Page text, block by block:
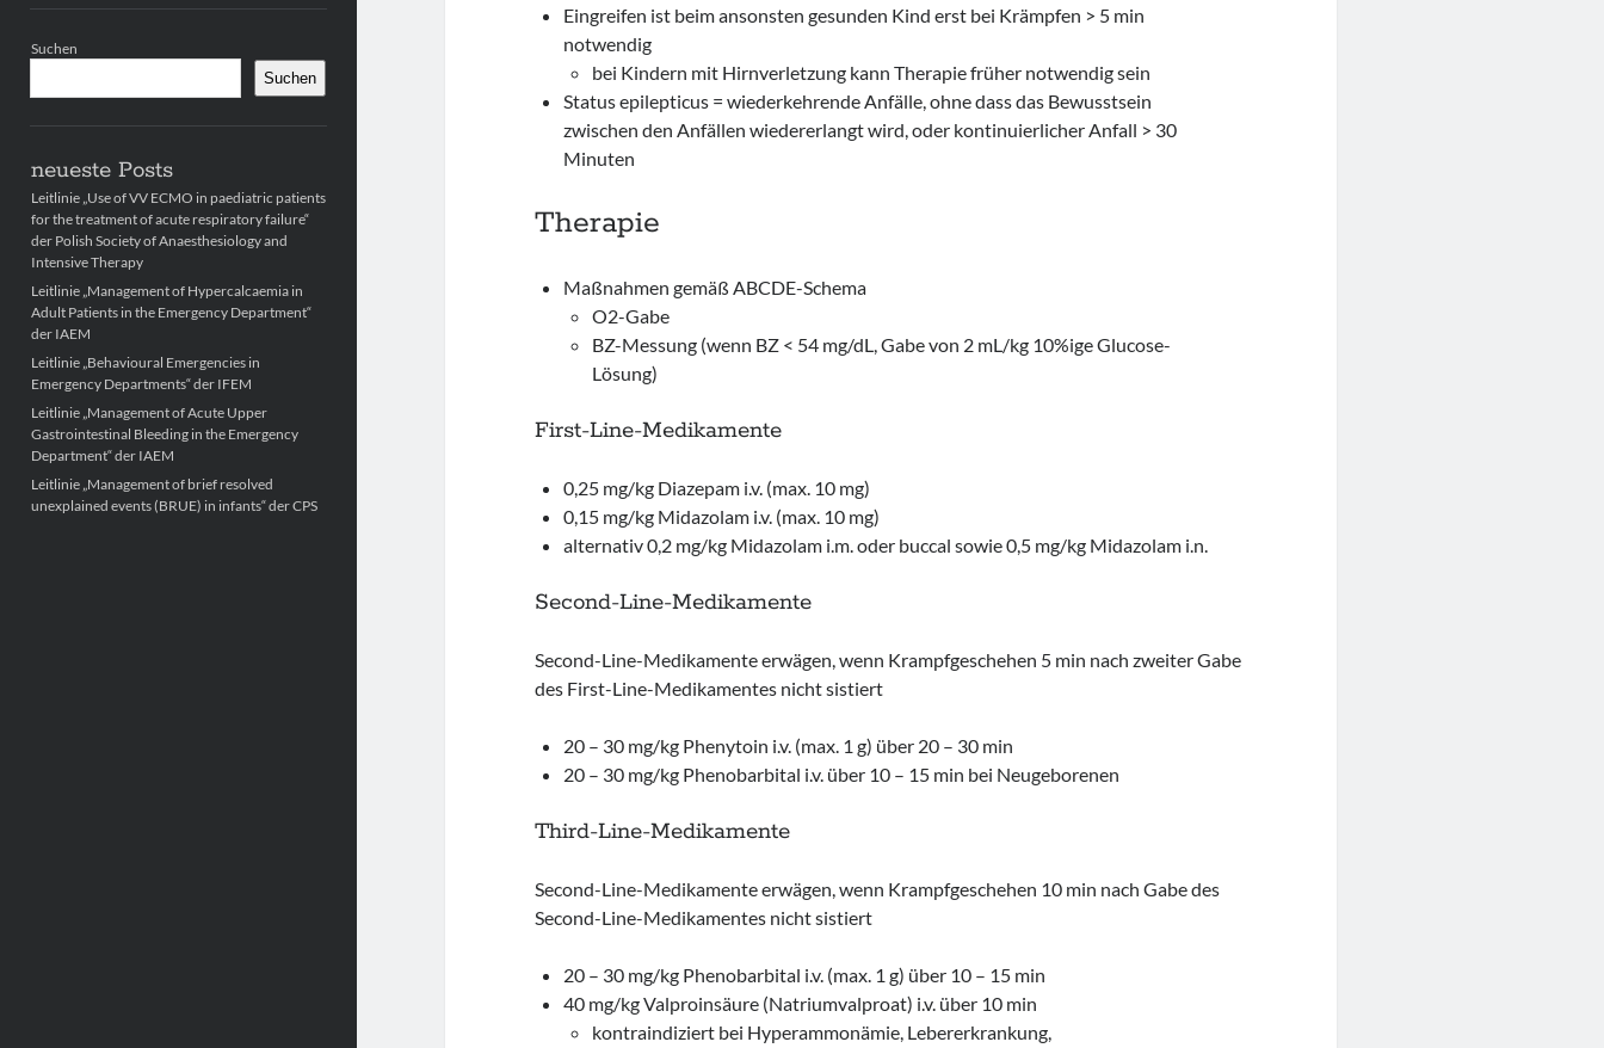
Suchen
Suchen
neueste Posts
Leitlinie „Use of VV ECMO in paediatric patients
for the treatment of acute respiratory failure“
der Polish Society of Anaesthesiology and
Intensive Therapy
Leitlinie „Management of Hypercalcaemia in
Adult Patients in the Emergency Department“
der IAEM
Leitlinie „Behavioural Emergencies in
Emergency Departments“ der IFEM
Leitlinie „Management of Acute Upper
Gastrointestinal Bleeding in the Emergency
Department“ der IAEM
Leitlinie „Management of brief resolved
unexplained events (BRUE) in infants“ der CPS
Eingreifen ist beim ansonsten gesunden Kind erst bei Krämpfen > 5 min
notwendig
bei Kindern mit Hirnverletzung kann Therapie früher notwendig sein
Status epilepticus = wiederkehrende Anfälle, ohne dass das Bewusstsein
zwischen den Anfällen wiedererlangt wird, oder kontinuierlicher Anfall > 30
Minuten
Therapie
Maßnahmen gemäß ABCDE-Schema
O2-Gabe
BZ-Messung (wenn BZ < 54 mg/dL, Gabe von 2 mL/kg 10%ige Glucose-
Lösung)
First-Line-Medikamente
0,25 mg/kg Diazepam i.v. (max. 10 mg)
0,15 mg/kg Midazolam i.v. (max. 10 mg)
alternativ 0,2 mg/kg Midazolam i.m. oder buccal sowie 0,5 mg/kg Midazolam i.n.
Second-Line-Medikamente
Second-Line-Medikamente erwägen, wenn Krampfgeschehen 5 min nach zweiter Gabe
des First-Line-Medikamentes nicht sistiert
20 – 30 mg/kg Phenytoin i.v. (max. 1 g) über 20 – 30 min
20 – 30 mg/kg Phenobarbital i.v. über 10 – 15 min bei Neugeborenen
Third-Line-Medikamente
Second-Line-Medikamente erwägen, wenn Krampfgeschehen 10 min nach Gabe des
Second-Line-Medikamentes nicht sistiert
20 – 30 mg/kg Phenobarbital i.v. (max. 1 g) über 10 – 15 min
40 mg/kg Valproinsäure (Natriumvalproat) i.v. über 10 min
kontraindiziert bei Hyperammonämie, Lebererkrankung,